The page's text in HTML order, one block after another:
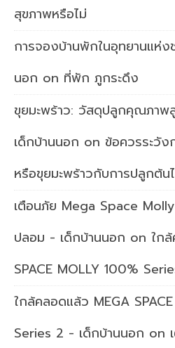
สุขภาพหรือไม่
การจองบ้านพักในอุทยานแห่
นอก on ที่พัก ภูกระดึง
ขุยมะพร้าว: วัสดุปลูกคุณภาพ
เด็กบ้านนอก on ข้อควรระวัง
หรือขุยมะพร้าวกับการปลูกต้น
เตือนภัย Mega Space
ปลอม - เด็กบ้านนอก on ใก
SPACE MOLLY 100%
ใกล้คลอดแล้ว MEGA
Series 2 - เด็กบ้านนอก on